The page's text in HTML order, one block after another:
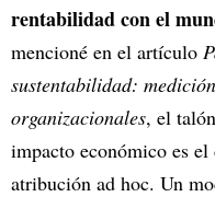
rentabilidad con el
mencioné en el artículo
sustentabilidad:
organizacionales, el
impacto económico es
atribución ad hoc. Un